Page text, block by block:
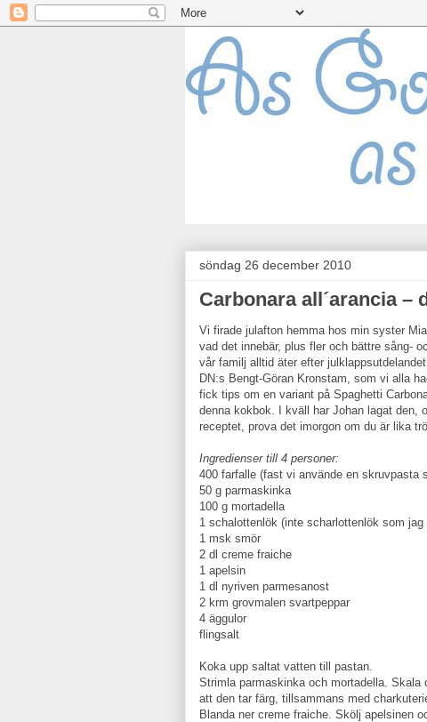
söndag 26 december 2010
Carbonara all´arancia –
Vi firade julafton hemma hos min syster
vad det innebär, plus fler och bättre sång-
vår familj alltid äter efter
DN:s Bengt-Göran Kronstam, som vi alla
fick tips om en variant på Spaghetti
denna kokbok. I kväll har Johan lagat den,
receptet, prova det imorgon om du är lika
Ingredienser till 4 personer:
400 farfalle (fast vi använde en skruvpasta
50 g parmaskinka
100 g mortadella
1 schalottenlök (inte scharlottenlök som
1 msk smör
2 dl creme fraiche
1 apelsin
1 dl nyriven parmesanost
2 krm grovmalen svartpeppar
4 äggulor
flingsalt
Koka upp saltat vatten till pastan.
Strimla parmaskinka och mortadella.
att den tar färg, tillsammans med
Blanda ner creme fraiche. Skölj apelsinen